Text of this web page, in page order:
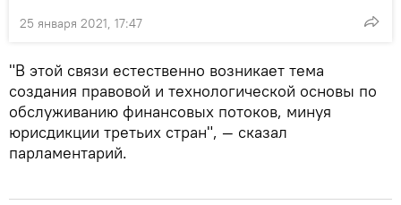
25 января 2021, 17:47
"В этой связи естественно возникает тема
создания правовой и технологической основы по
обслуживанию финансовых потоков, минуя
юрисдикции третьих стран", — сказал
парламентарий.